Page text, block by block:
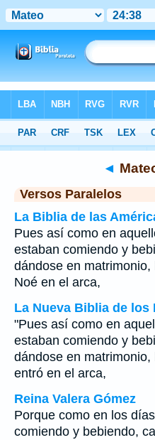
>Mateo > Capítulo 24> Verso 38
◄
Versos Paralelos
La Biblia de las
Pues así como en
estaban comiendo y
dándose en
Noé en el arca,
La Nueva Biblia de los
"Pues así como en
estaban comiendo y
dándose en
entró en el arca,
Reina Valera Gómez
Porque como en los
comiendo y bebiendo,